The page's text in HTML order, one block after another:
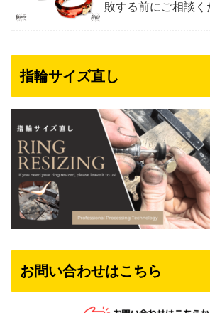
敗する前にご相談く
指輪サイズ直し
お問い合わせはこちら